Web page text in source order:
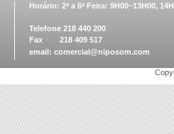
Horário: 2ª a 6ª Feira: 9H00~13H00,
Telefone 218 440 200
Fax 218 409 517
email: comercial@niposom.com